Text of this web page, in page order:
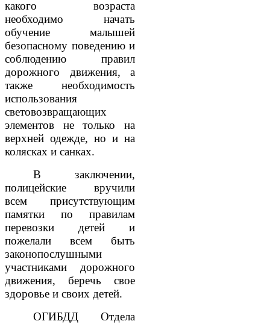
какого возраста
необходимо начать
обучение малышей
безопасному поведению и
соблюдению правил
дорожного движения, а
также необходимость
использования
световозвращающих
элементов не только на
верхней одежде, но и на
колясках и санках.
В заключении,
полицейские вручили
всем присутствующим
памятки по правилам
перевозки детей и
пожелали всем быть
законопослушными
участниками дорожного
движения, беречь свое
здоровье и своих детей.
ОГИБДД Отдела